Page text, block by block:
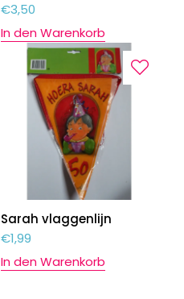
€3,50
In den Warenkorb
Sarah vlaggenlijn
€1,99
In den Warenkorb